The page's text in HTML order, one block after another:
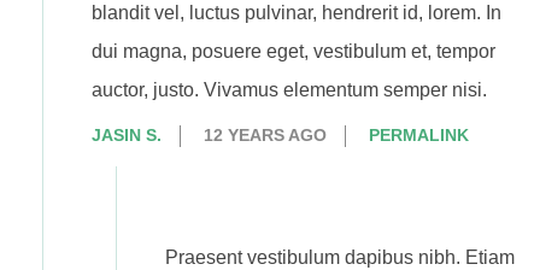
blandit vel, luctus pulvinar, hendrerit id, lorem. In
dui magna, posuere eget, vestibulum et, tempor
auctor, justo. Vivamus elementum semper nisi.
JASIN S. 12 YEARS AGO PERMALINK
Praesent vestibulum dapibus nibh. Etiam